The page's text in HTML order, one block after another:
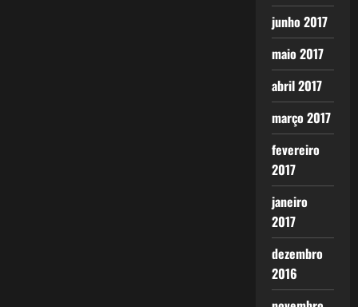
junho 2017
maio 2017
abril 2017
março 2017
fevereiro
2017
janeiro
2017
dezembro
2016